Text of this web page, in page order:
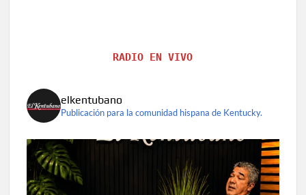
RADIO EN VIVO
elkentubano
Publicación para la comunidad hispana de Kentucky.